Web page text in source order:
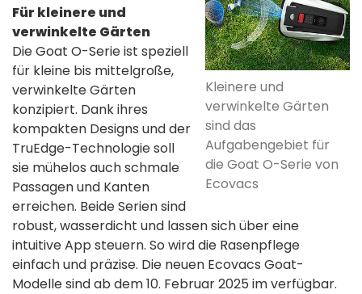
Kleinere und
verwinkelte Gärten
sind das
Aufgabengebiet für
die Goat O-Serie von
Ecovacs
Für kleinere und
verwinkelte Gärten
Die Goat O-Serie ist speziell
für kleine bis mittelgroße,
verwinkelte Gärten
konzipiert. Dank ihres
kompakten Designs und der
TruEdge-Technologie soll
sie mühelos auch schmale
Passagen und Kanten
erreichen. Beide Serien sind
robust, wasserdicht und lassen sich über eine
intuitive App steuern. So wird die Rasenpflege
einfach und präzise. Die neuen Ecovacs Goat-
Modelle sind ab dem 10. Februar 2025 im verfügbar.